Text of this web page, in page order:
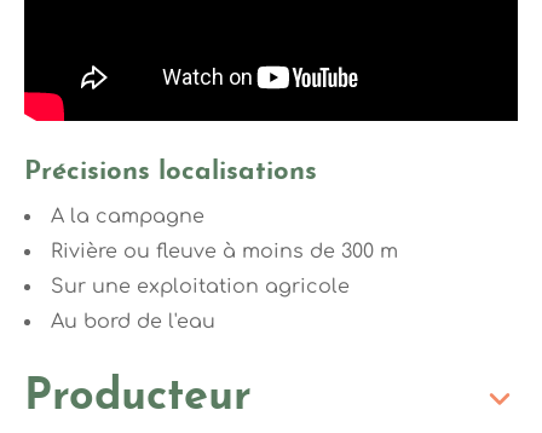
Précisions localisations
A la campagne
Rivière ou fleuve à moins de 300 m
Sur une exploitation agricole
Au bord de l'eau
Producteur